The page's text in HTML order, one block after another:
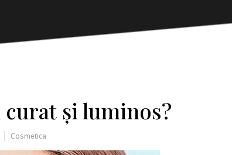
și luminos?
Cosmetica